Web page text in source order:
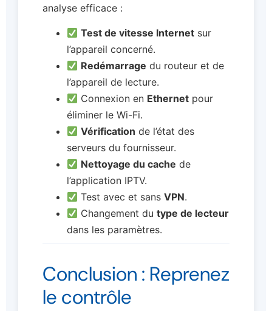
analyse efficace :
Test de vitesse Internet sur
l’appareil concerné.
Redémarrage du routeur et de
l’appareil de lecture.
Connexion en Ethernet pour
éliminer le Wi-Fi.
Vérification de l’état des
serveurs du fournisseur.
Nettoyage du cache de
l’application IPTV.
Test avec et sansVPN.
Changement dutype de lecteur
dans les paramètres.
Conclusion : Reprenez
le contrôle